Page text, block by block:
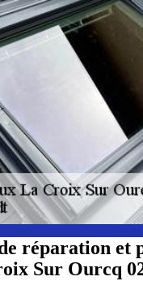
réparation et
Sur Ourcq